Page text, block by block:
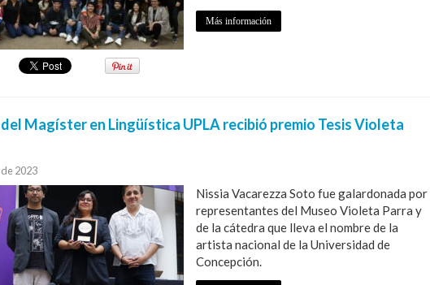
Más información
Magíster en Lingüística UPLA recibió premio Tesis Violeta
2023
Nissia Vacarezza Soto fue galardonada por
representantes del Museo Violeta Parra y
de la cátedra que lleva el nombre de la
artista nacional de la Universidad de
Concepción.